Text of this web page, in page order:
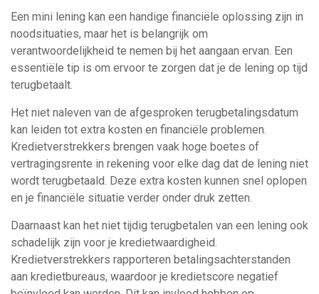
Een mini lening kan een handige financiële oplossing zijn in
noodsituaties, maar het is belangrijk om
verantwoordelijkheid te nemen bij het aangaan ervan. Een
essentiële tip is om ervoor te zorgen dat je de lening op tijd
terugbetaalt.
Het niet naleven van de afgesproken terugbetalingsdatum
kan leiden tot extra kosten en financiële problemen.
Kredietverstrekkers brengen vaak hoge boetes of
vertragingsrente in rekening voor elke dag dat de lening niet
wordt terugbetaald. Deze extra kosten kunnen snel oplopen
en je financiële situatie verder onder druk zetten.
Daarnaast kan het niet tijdig terugbetalen van een lening ook
schadelijk zijn voor je kredietwaardigheid.
Kredietverstrekkers rapporteren betalingsachterstanden
aan kredietbureaus, waardoor je kredietscore negatief